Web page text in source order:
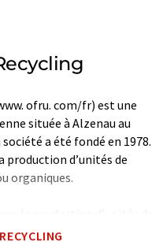
ofru. com/fr) est une
située à Alzenau au
a été fondé en 1978.
production d’unités de
organiques.
gamme de produits